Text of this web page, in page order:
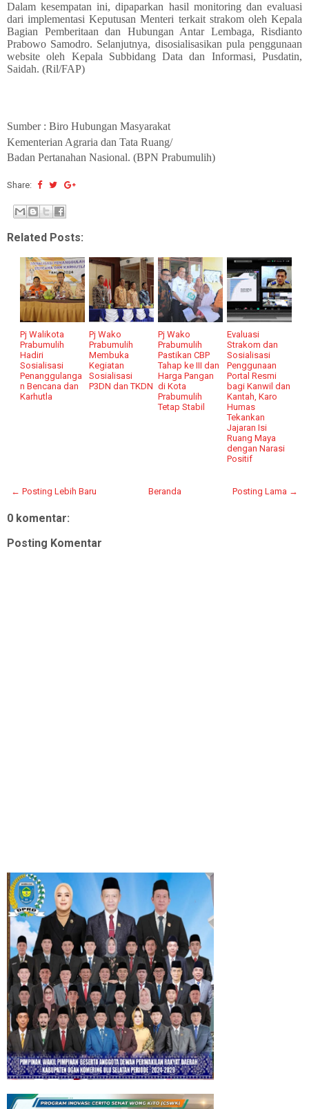
Dalam kesempatan ini, dipaparkan hasil monitoring dan evaluasi
dari implementasi Keputusan Menteri terkait strakom oleh Kepala
Bagian Pemberitaan dan Hubungan Antar Lembaga, Risdianto
Prabowo Samodro. Selanjutnya, disosialisasikan pula penggunaan
website oleh Kepala Subbidang Data dan Informasi, Pusdatin,
Saidah. (Ril/FAP)
Sumber : Biro Hubungan Masyarakat
Kementerian Agraria dan Tata Ruang/
Badan Pertanahan Nasional. (BPN Prabumulih)
Share:
Related Posts:
Pj Walikota
Prabumulih
Hadiri
Sosialisasi
Penanggulanga
n Bencana dan
Karhutla
Pj Wako
Prabumulih
Membuka
Kegiatan
Sosialisasi
P3DN dan TKDN
Pj Wako
Prabumulih
Pastikan CBP
Tahap ke III dan
Harga Pangan
di Kota
Prabumulih
Tetap Stabil
Evaluasi
Strakom dan
Sosialisasi
Penggunaan
Portal Resmi
bagi Kanwil dan
Kantah, Karo
Humas
Tekankan
Jajaran Isi
Ruang Maya
dengan Narasi
Positif
← Posting Lebih Baru Posting Lama →
Beranda
0 komentar:
Posting Komentar